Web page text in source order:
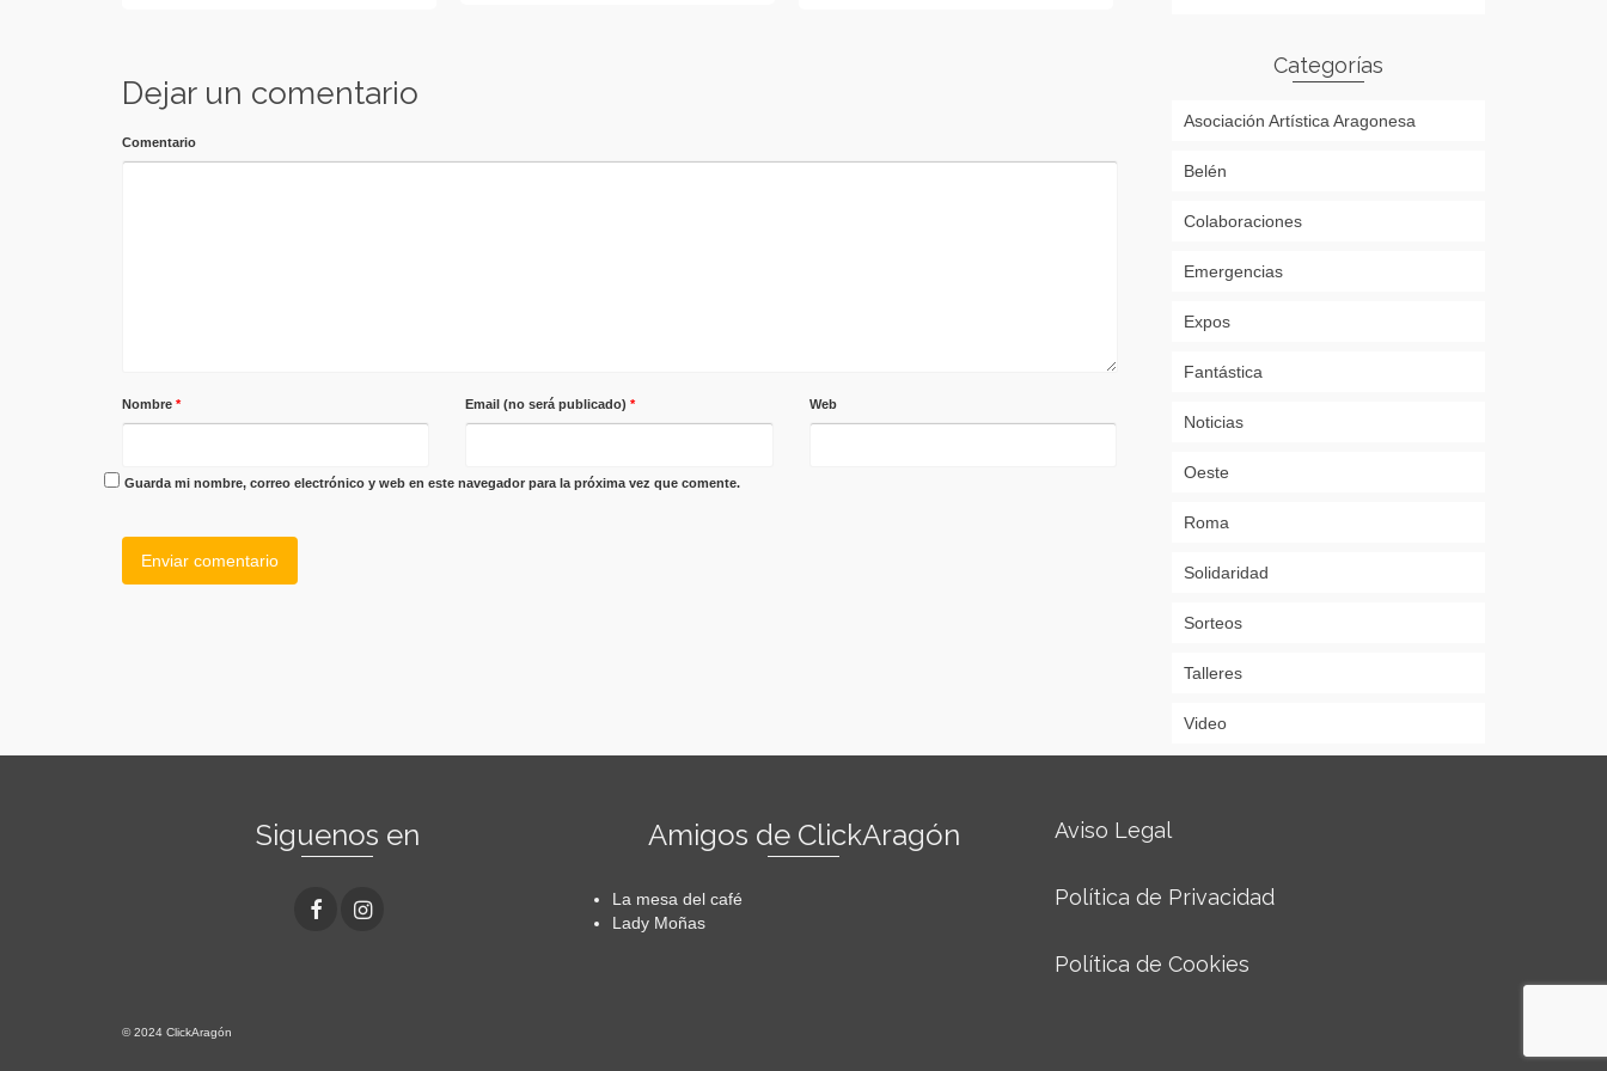
Dejar un comentario
Comentario
Nombre * Email (no será publicado)* Web
Guarda mi nombre, correo electrónico y web en este navegador para la próxima vez que comente.
Categorías
Asociación Artística Aragonesa
Belén
Colaboraciones
Emergencias
Expos
Fantástica
Noticias
Oeste
Roma
Solidaridad
Sorteos
Talleres
Video
Siguenos en Amigos de ClickAragón
La mesa del café
Lady Moñas
Aviso Legal
Política de Privacidad
Política de Cookies
© 2024 ClickAragón